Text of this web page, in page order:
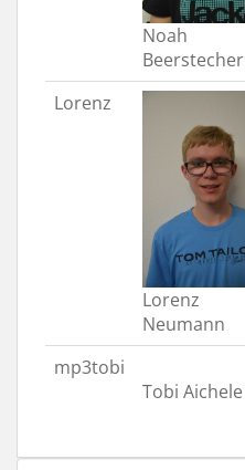
Noah
Beerstecher
Lorenz
Lorenz
Neumann
mp3tobi
Tobi Aichele